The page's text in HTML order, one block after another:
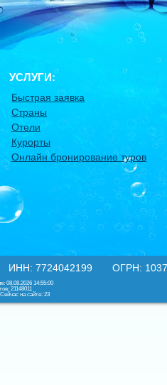
УСЛУГИ:
Быстрая заявка
Страны
Отели
Курорты
Онлайн бронирование туров
7724042199 ОГРН:
08.08.2026 14:55:00
21148011
Сейчас на сайте: 23